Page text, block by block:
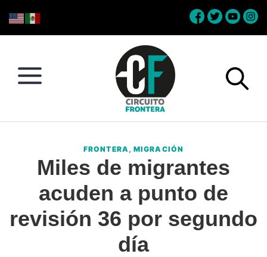
to
to
to
to
Conéctate
la
frontera
FRONTERA , MIGRACIÓN
Miles de migrantes
acuden a punto de
revisión 36 por segundo
día